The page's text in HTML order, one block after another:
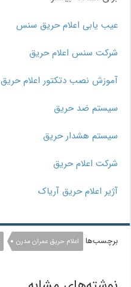
عیب یابی اعلام حریق سنس
شرکت سنس اعلام حریق
آموزش نصب دتکتور اعلام حریق
سیستم ضد حریق
سیستم هشدار حریق
شرکت اعلام حریق
آژیر اعلام حریق آریاک
برچسب‌ها اعلام حریق عمران مدرن